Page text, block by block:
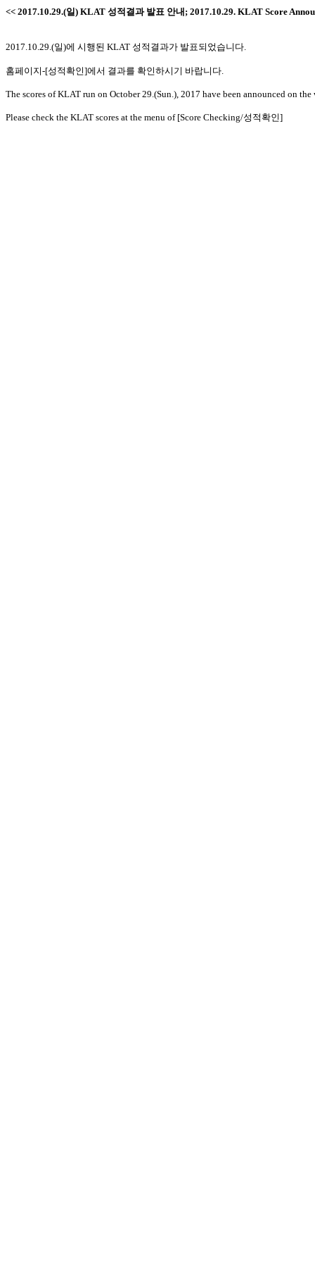
<< 2017.10.29.(일) KLAT 성적결과 발표 안내; 2017.10.29. KLAT Score
2017.10.29.(일)에 시행된 KLAT 성적결과가 발표되었습니다.
홈페이지-[성적확인]에서 결과를 확인하시기 바랍니다.
The scores of KLAT run on October 29.(Sun.), 2017 have been announced on the
Please check the KLAT scores at the menu of [Score Checking/성적확인]